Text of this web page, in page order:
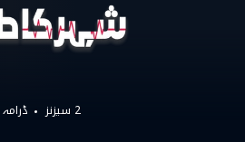
2 سیزنز ڈرامہ